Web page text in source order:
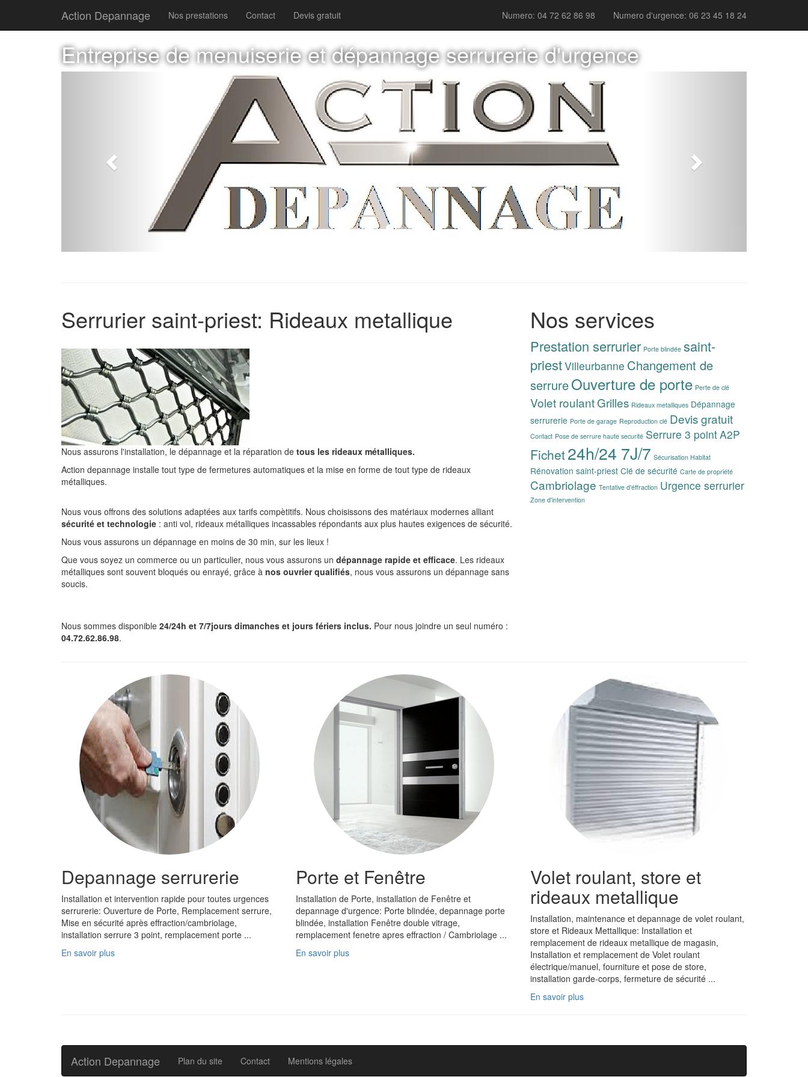
Action Depannage Nos prestations Contact Devis gratuit Numero: 04 72 62 86 98 Numero d'urgence: 06 23 45 18 24
Entreprise de menuiserie et dépannage serrurerie d'urgence
Serrurier saint-priest: Rideaux metallique
Nous assurons l'installation, le dépannage et la réparation de tous les rideaux métalliques.
Action depannage installe tout type de fermetures automatiques et la mise en forme de tout type de rideaux
métalliques.
Nous vous offrons des solutions adaptées aux tarifs compètitifs. Nous choisissons des matériaux modernes alliant
sécurité et technologie : anti vol, rideaux métalliques incassables répondants aux plus hautes exigences de sécurité.
Nous vous assurons un dépannage en moins de 30 min, sur les lieux !
Que vous soyez un commerce ou un particulier, nous vous assurons un dépannage rapide et efficace. Les rideaux
métalliques sont souvent bloqués ou enrayé, grâce à nos ouvrier qualifiés, nous vous assurons un dépannage sans
soucis.
Nous sommes disponible 24/24h et 7/7jours dimanches et jours fériers inclus. Pour nous joindre un seul numéro :
04.72.62.86.98.
Nos services
Prestation serrurier Porte blindée saint-
priestVilleurbanne Changement de
serrureOuverture de porte Perte de clé
Volet roulantGrilles Rideaux metalliques Dépannage
serrurerie Porte de garage Reproduction clé Devis gratuit
Contact Pose de serrure haute securité Serrure 3 pointA2P
Fichet24h/24 7J/7 Sécurisation Habitat
Rénovation saint-priest Clé de sécurité Carte de propriété
Cambriolage Tentative d'éffraction Urgence serrurier
Zone d'intervention
Depannage serrurerie
Installation et intervention rapide pour toutes urgences
serrurerie: Ouverture de Porte, Remplacement serrure,
Mise en sécurité après effraction/cambriolage,
installation serrure 3 point, remplacement porte ...
En savoir plus
Porte et Fenêtre
Installation de Porte, installation de Fenêtre et
depannage d'urgence: Porte blindée, depannage porte
blindée, installation Fenêtre double vitrage,
remplacement fenetre apres effraction / Cambriolage ...
En savoir plus
Volet roulant, store et
rideaux metallique
Installation, maintenance et depannage de volet roulant,
store et Rideaux Mettallique: Installation et
remplacement de rideaux metallique de magasin,
Installation et remplacement de Volet roulant
électrique/manuel, fourniture et pose de store,
installation garde-corps, fermeture de sécurité ...
En savoir plus
Action Depannage Plan du site Contact Mentions légales